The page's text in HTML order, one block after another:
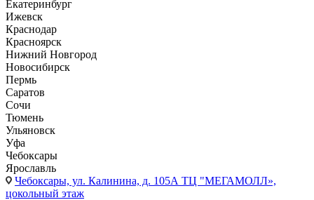
Екатеринбург
Ижевск
Краснодар
Красноярск
Нижний Новгород
Новосибирск
Пермь
Саратов
Сочи
Тюмень
Ульяновск
Уфа
Чебоксары
Ярославль
Чебоксары, ул. Калинина, д. 105А ТЦ "МЕГАМОЛЛ»,
цокольный этаж